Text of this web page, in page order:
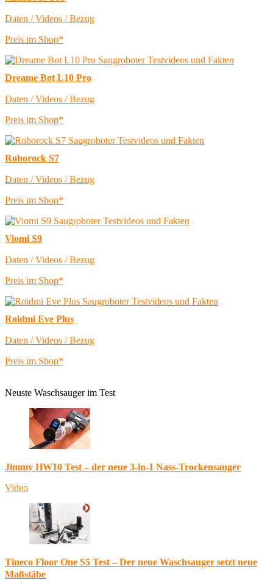
Daten / Videos / Bezug
Preis im Shop*
Dreame Bot L10 Pro
Daten / Videos / Bezug
Preis im Shop*
Roborock S7
Daten / Videos / Bezug
Preis im Shop*
Viomi S9
Daten / Videos / Bezug
Preis im Shop*
Roidmi Eve Plus
Daten / Videos / Bezug
Preis im Shop*
Neuste Waschsauger im Test
Jimmy HW10 Test – der neue 3-in-1 Nass-Trockensauger
Video
Tineco Floor One S5 Test – Der neue Waschsauger setzt neue
Maßstäbe